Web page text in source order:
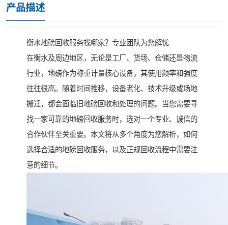
产品描述
衡水地磅回收服务找哪家？专业团队为您解忧
在衡水及周边地区，无论是工厂、货场、仓储还是物流
行业，地磅作为称重计量核心设备，其使用频率和强度
往往很高。随着时间推移，设备老化、技术升级或场地
搬迁，都会面临旧地磅回收和处理的问题。当您需要寻
找一家可靠的地磅回收服务时，选对一个专业、诚信的
合作伙伴至关重要。本文将从多个角度为您解析，如何
选择合适的地磅回收服务，以及正规回收流程中需要注
意的细节。